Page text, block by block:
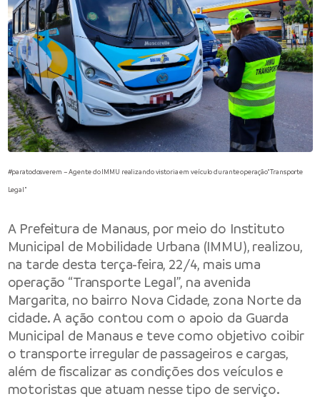
#paratodosverem – Agente do IMMU realizando vistoria em veículo durante operação “Transporte
Legal”
A Prefeitura de Manaus, por meio do Instituto
Municipal de Mobilidade Urbana (IMMU), realizou,
na tarde desta terça-feira, 22/4, mais uma
operação “Transporte Legal”, na avenida
Margarita, no bairro Nova Cidade, zona Norte da
cidade. A ação contou com o apoio da Guarda
Municipal de Manaus e teve como objetivo coibir
o transporte irregular de passageiros e cargas,
além de fiscalizar as condições dos veículos e
motoristas que atuam nesse tipo de serviço.